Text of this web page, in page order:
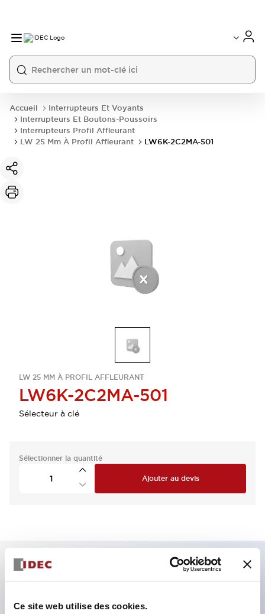
Ce site web utilise des cookies.
Accueil
Interrupteurs Et Voyants
Interrupteurs Et Boutons-Poussoirs
Interrupteurs Profil Affleurant
LW 25 Mm À Profil Affleurant
LW6K-2C2MA-501
LW 25 MM À PROFIL AFFLEURANT
LW6K-2C2MA-501
Sélecteur à clé
Sélectionner la quantité
Ajouter au devis
Caractéristiques clés